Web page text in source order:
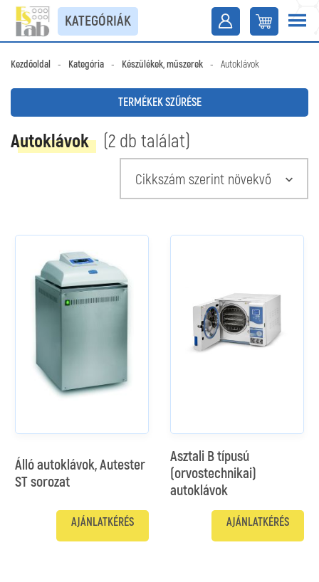
KATEGÓRIÁK
Kezdőoldal - Kategória - Készülékek, műszerek - Autoklávok
TERMÉKEK SZŰRÉSE
Autoklávok (2 db találat)
Cikkszám szerint növekvő
Álló autoklávok, Autester
ST sorozat
AJÁNLATKÉRÉS
Asztali B típusú
(orvostechnikai)
autoklávok
AJÁNLATKÉRÉS